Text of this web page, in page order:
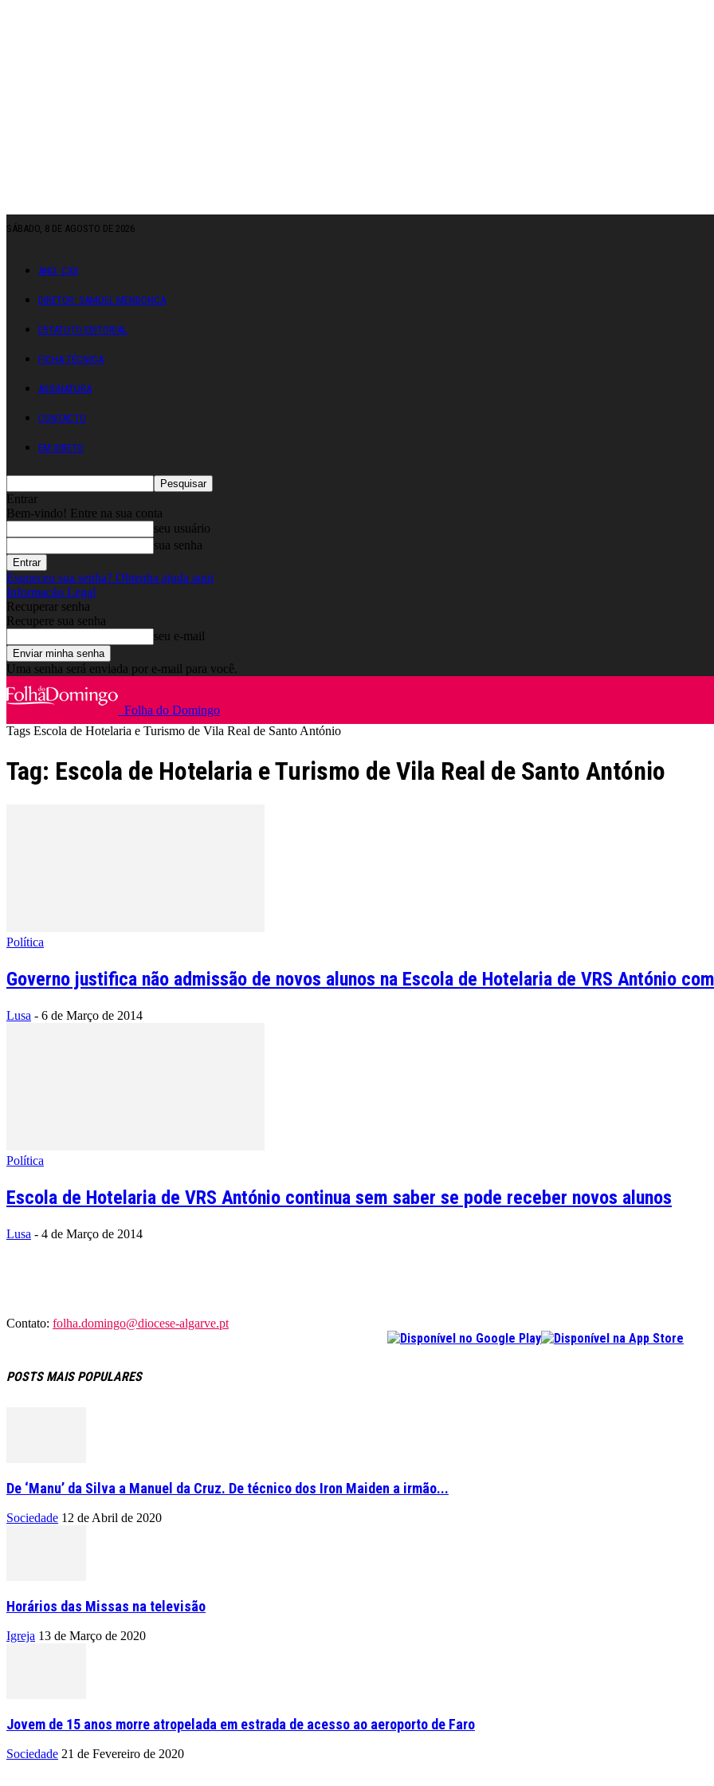
SÁBADO, 8 DE AGOSTO DE 2026
ANO: CXII
DIRETOR: SAMUEL MENDONÇA
ESTATUTO EDITORIAL
FICHA TÉCNICA
ASSINATURA
CONTACTO
EM DIRETO
Entrar
Bem-vindo! Entre na sua conta
seu usuário
sua senha
Esqueceu sua senha? Obtenha ajuda aqui
Informação Legal
Recuperar senha
Recupere sua senha
seu e-mail
Uma senha será enviada por e-mail para você.
Folha do Domingo
Tags Escola de Hotelaria e Turismo de Vila Real de Santo António
Tag: Escola de Hotelaria e Turismo de Vila Real de Santo António
Política
Governo justifica não admissão de novos alunos na Escola de Hotelaria de VRS António
Lusa - 6 de Março de 2014
Política
Escola de Hotelaria de VRS António continua sem saber se pode receber novos alunos
Lusa - 4 de Março de 2014
Contato: folha.domingo@diocese-algarve.pt
POSTS MAIS POPULARES
De ‘Manu’ da Silva a Manuel da Cruz. De técnico dos Iron Maiden a irmão...
Sociedade 12 de Abril de 2020
Horários das Missas na televisão
Igreja 13 de Março de 2020
Jovem de 15 anos morre atropelada em estrada de acesso ao aeroporto de Faro
Sociedade 21 de Fevereiro de 2020